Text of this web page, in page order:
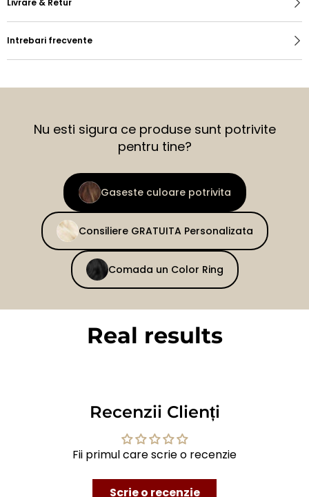
Livrare & Retur
Intrebari frecvente
Nu esti sigura ce produse sunt potrivite
pentru tine?
Gaseste culoare potrivita
Consiliere GRATUITA Personalizata
Comada un Color Ring
Real results
Recenzii Clienți
Fii primul care scrie o recenzie
Scrie o recenzie